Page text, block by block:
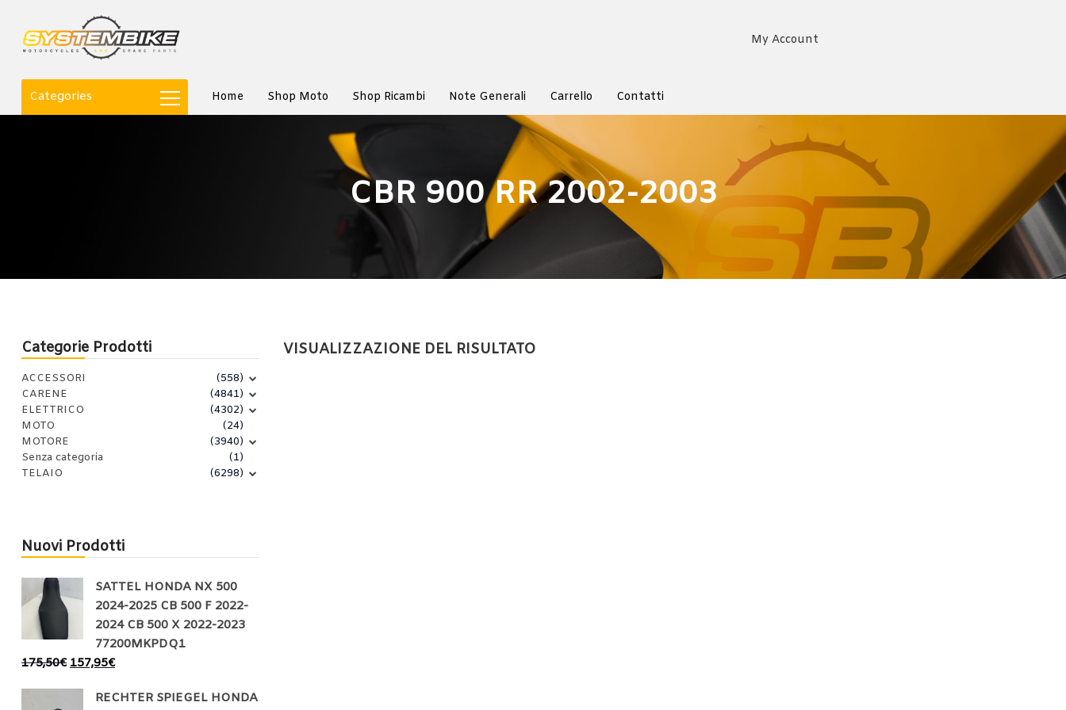
My Account
Categories Home Shop Moto Shop Ricambi Note Generali Carrello Contatti
CBR 900 RR 2002-2003
Categorie Prodotti
ACCESSORI
(558)
CARENE
(4841)
ELETTRICO
(4302)
MOTO
(24)
MOTORE
(3940)
Senza categoria
(1)
TELAIO
(6298)
Nuovi Prodotti
SATTEL HONDA NX 500
2024-2025 CB 500 F 2022-
2024 CB 500 X 2022-2023
77200MKPDQ1
175,50€ 157,95€
RECHTER SPIEGEL HONDA
VISUALIZZAZIONE DEL RISULTATO